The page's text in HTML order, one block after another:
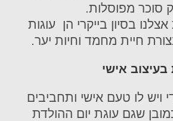
סוכר מפוסלות.
אצלנו בסיון בייקרי הן עוגות
חיית מחמד וחיות יער.
בעיצוב אישי
ויש לו טעם אישי ותחביבים
שגם עוגת יום ההולדת